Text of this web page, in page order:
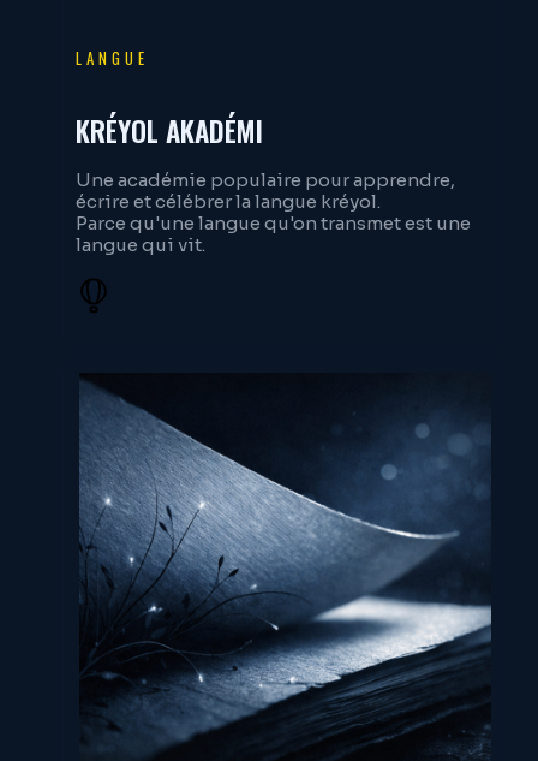
LANGUE
KRÉYOL AKADÉMI
Une académie populaire pour apprendre,
écrire et célébrer la langue kréyol.
Parce qu'une langue qu'on transmet est une
langue qui vit.